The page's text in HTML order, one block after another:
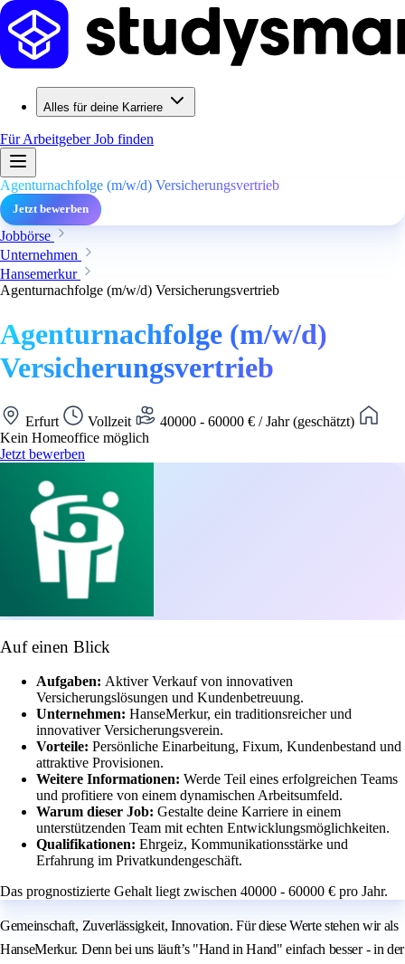
Alles für deine Karriere
Für ArbeitgeberJob finden
Agenturnachfolge (m/w/d) Versicherungsvertrieb
Jetzt bewerben
Jobbörse
Unternehmen
Hansemerkur
Agenturnachfolge (m/w/d) Versicherungsvertrieb
Agenturnachfolge (m/w/d)
Versicherungsvertrieb
Erfurt Vollzeit
40000 - 60000 € / Jahr (geschätzt)
Kein Homeoffice möglich
Jetzt bewerben
Auf einen Blick
Aufgaben: Aktiver Verkauf von innovativen
Versicherungslösungen und Kundenbetreuung.
Unternehmen: HanseMerkur, ein traditionsreicher und
innovativer Versicherungsverein.
Vorteile: Persönliche Einarbeitung, Fixum, Kundenbestand und
attraktive Provisionen.
Weitere Informationen: Werde Teil eines erfolgreichen Teams
und profitiere von einem dynamischen Arbeitsumfeld.
Warum dieser Job: Gestalte deine Karriere in einem
unterstützenden Team mit echten Entwicklungsmöglichkeiten.
Qualifikationen: Ehrgeiz, Kommunikationsstärke und
Erfahrung im Privatkundengeschäft.
Das prognostizierte Gehalt liegt zwischen 40000 - 60000 € pro Jahr.
Gemeinschaft, Zuverlässigkeit, Innovation. Für diese Werte stehen wir als
HanseMerkur. Denn bei uns läuft’s "Hand in Hand" einfach besser - in der